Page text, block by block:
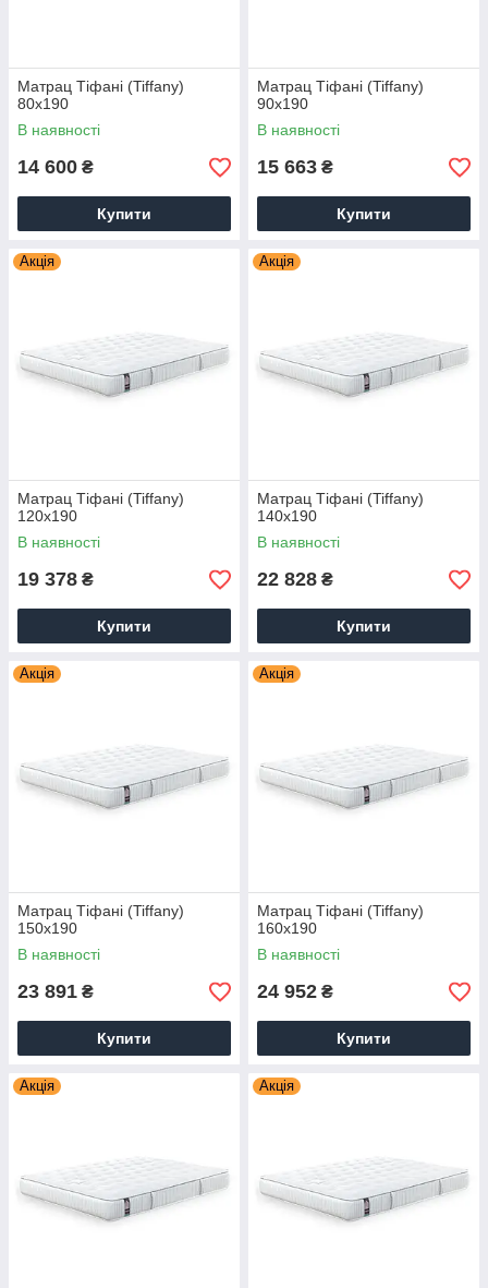
Матрац Тіфані (Tiffany)
80х190
В наявності
14 600 ₴
Купити
Матрац Тіфані (Tiffany)
90х190
В наявності
15 663 ₴
Купити
Акція
Матрац Тіфані (Tiffany)
120х190
В наявності
19 378 ₴
Купити
Акція
Матрац Тіфані (Tiffany)
140х190
В наявності
22 828 ₴
Купити
Акція
Матрац Тіфані (Tiffany)
150х190
В наявності
23 891 ₴
Купити
Акція
Матрац Тіфані (Tiffany)
160х190
В наявності
24 952 ₴
Купити
Акція Акція